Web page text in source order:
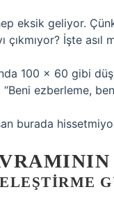
eksik geliyor.
İşte asıl
100 × 60 gibi
ezberleme,
burada